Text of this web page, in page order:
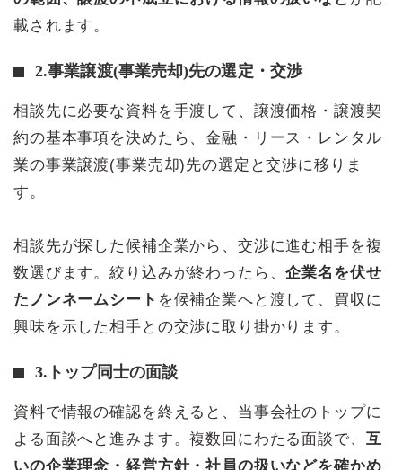
載されます。
2.事業譲渡(事業売却)先の選定・交渉
相談先に必要な資料を手渡して、譲渡価格・譲渡契
約の基本事項を決めたら、金融・リース・レンタル
業の事業譲渡(事業売却)先の選定と交渉に移りま
す。
相談先が探した候補企業から、交渉に進む相手を複
数選びます。絞り込みが終わったら、企業名を伏せ
たノンネームシート を候補企業へと渡して、買収に
興味を示した相手との交渉に取り掛かります。
3.トップ同士の面談
資料で情報の確認を終えると、当事会社のトップに
よる面談へと進みます。複数回にわたる面談で、 互
いの企業理念・経営方針・社員の扱いなどを確かめ